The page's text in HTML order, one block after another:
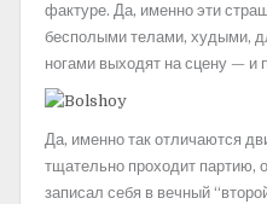
фактуре. Да, именно эти
бесполыми телами, худыми,
ногами выходят на сцену — и
Да, именно так отличаются
тщательно проходит партию,
записал себя в вечный